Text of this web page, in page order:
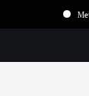
Metalnews